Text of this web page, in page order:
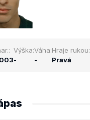
Výška:
-
Váha:
-
Hraje rukou:
Pravá